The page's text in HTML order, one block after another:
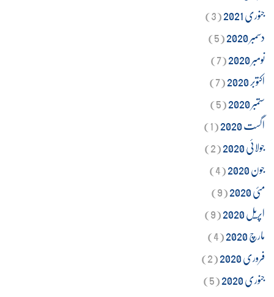
جنوری 2021
(3)
دسمبر 2020
(5)
نومبر 2020
(7)
اکتوبر 2020
(7)
ستمبر 2020
(5)
اگست 2020
(1)
جولائی 2020
(2)
جون 2020
(4)
مئی 2020
(9)
اپریل 2020
(9)
مارچ 2020
(4)
فروری 2020
(2)
جنوری 2020
(5)